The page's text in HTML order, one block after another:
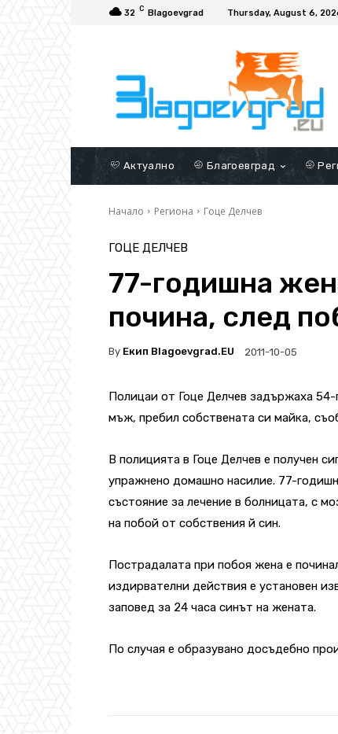
32 C Blagoevgrad Thursday, August 6,
Актуално Благоевград
Начало Региона Гоце Делчев
ГОЦЕ ДЕЛЧЕВ
77-годишна
почина, след
By Екип Blagoevgrad.EU 2011-10-05
Полицаи от Гоце Делчев задържаха
мъж, пребил собствената си майка,
В полицията в Гоце Делчев е получен
упражнено домашно насилие. 77-
състояние за лечение в болницата, с
на побой от собствения й син.
Пострадалата при побоя жена е
издирвателни действия е установен
заповед за 24 часа синът на жената.
По случая е образувано досъдебно